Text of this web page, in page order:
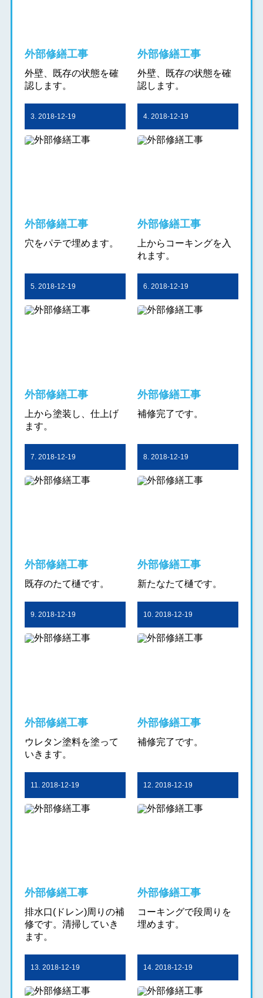
外部修繕工事
外壁、既存の状態を確
認します。
外部修繕工事
外壁、既存の状態を確
認します。
3. 2018-12-19
外部修繕工事
穴をパテで埋めます。
4. 2018-12-19
外部修繕工事
上からコーキングを入
れます。
5. 2018-12-19
外部修繕工事
上から塗装し、仕上げ
ます。
6. 2018-12-19
外部修繕工事
補修完了です。
7. 2018-12-19
外部修繕工事
既存のたて樋です。
8. 2018-12-19
外部修繕工事
新たなたて樋です。
9. 2018-12-19
外部修繕工事
ウレタン塗料を塗って
いきます。
10. 2018-12-19
外部修繕工事
補修完了です。
11. 2018-12-19
外部修繕工事
排水口(ドレン)周りの補
修です。清掃していき
ます。
12. 2018-12-19
外部修繕工事
コーキングで段周りを
埋めます。
13. 2018-12-19 14. 2018-12-19